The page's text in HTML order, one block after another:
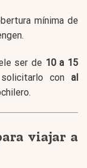
mínima de
ser de 10 a 15
solicitarlo conal
viajar a